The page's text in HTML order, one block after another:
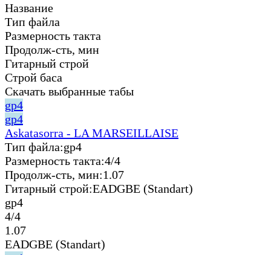
Название
Тип файла
Размерность такта
Продолж-сть, мин
Гитарный строй
Строй баса
Скачать выбранные табы
gp4
gp4
Askatasorra - LA MARSEILLAISE
Тип файла:gp4
Размерность такта:4/4
Продолж-сть, мин:1.07
Гитарный строй:EADGBE (Standart)
gp4
4/4
1.07
EADGBE (Standart)